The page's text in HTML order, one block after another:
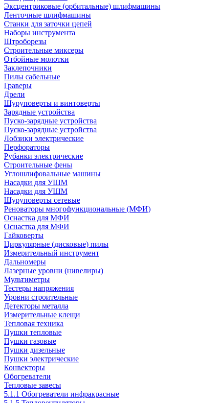
Эксцентриковые (орбитальные) шлифмашины
Ленточные шлифмашины
Станки для заточки цепей
Наборы инструмента
Штроборезы
Строительные миксеры
Отбойные молотки
Заклепочники
Пилы сабельные
Граверы
Дрели
Шуруповерты и винтоверты
Зарядные устройства
Пуско-зарядные устройства
Пуско-зарядные устройства
Лобзики электрические
Перфораторы
Рубанки электрические
Строительные фены
Углошлифовальные машины
Насадки для УШМ
Насадки для УШМ
Шуруповерты сетевые
Реноваторы многофункциональные (МФИ)
Оснастка для МФИ
Оснастка для МФИ
Гайковерты
Циркулярные (дисковые) пилы
Измерительный инструмент
Дальномеры
Лазерные уровни (нивелиры)
Мультиметры
Тестеры напряжения
Уровни строительные
Детекторы металла
Измерительные клещи
Тепловая техника
Пушки тепловые
Пушки газовые
Пушки дизельные
Пушки электрические
Конвекторы
Обогреватели
Тепловые завесы
5.1.1 Обогреватели инфракрасные